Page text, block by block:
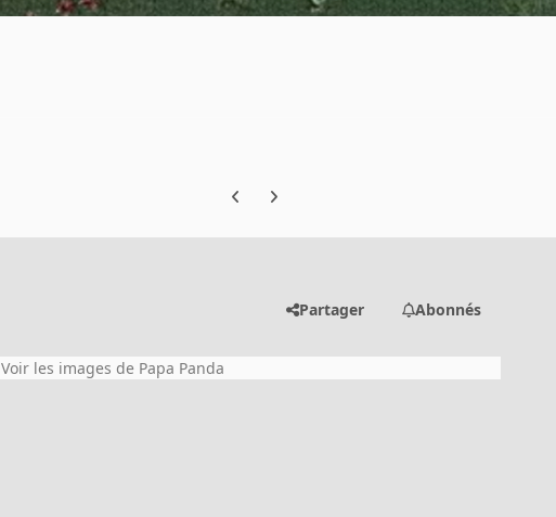
Previous carousel slide
Next carousel slide
Partager Abonnés
Voir les images de Papa Panda